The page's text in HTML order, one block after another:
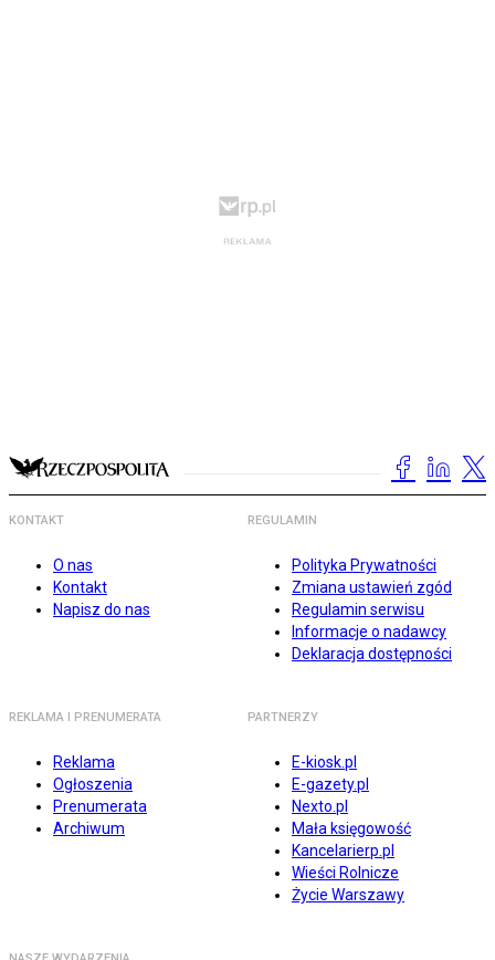
KONTAKT
O nas
Kontakt
Napisz do nas
REGULAMIN
Polityka Prywatności
Zmiana ustawień zgód
Regulamin serwisu
Informacje o nadawcy
Deklaracja dostępności
REKLAMA I PRENUMERATA
Reklama
Ogłoszenia
Prenumerata
Archiwum
PARTNERZY
E-kiosk.pl
E-gazety.pl
Nexto.pl
Mała księgowość
Kancelarierp.pl
Wieści Rolnicze
Życie Warszawy